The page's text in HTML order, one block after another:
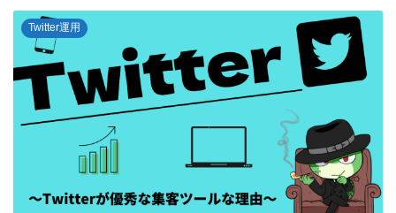
Twitter運用